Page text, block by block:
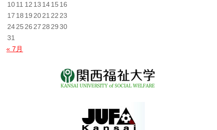
1011 12 13 1415 16
17 18 19 2021 22 23
2425 26 27 28 29 30
31
« 7月